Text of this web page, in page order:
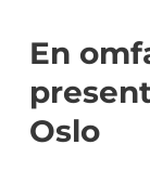
En
Oslo